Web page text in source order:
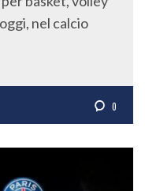
nel calcio
0